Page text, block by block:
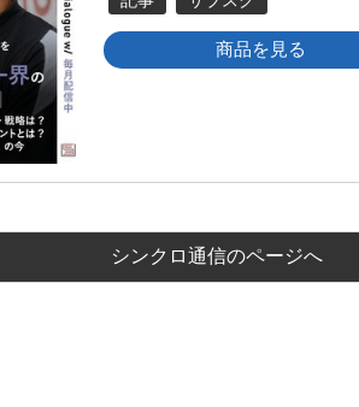
商品を見る
シンクロ通信のページへ